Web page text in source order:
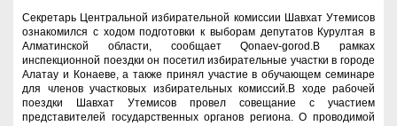
Секретарь Центральной избирательной комиссии Шавхат Утемисов
ознакомился с ходом подготовки к выборам депутатов Курултая в
Алматинской области, сообщает Qonaev-gorod.В рамках
инспекционной поездки он посетил избирательные участки в городе
Алатау и Конаеве, а также принял участие в обучающем семинаре
для членов участковых избирательных комиссий.В ходе рабочей
поездки Шавхат Утемисов провел совещание с участием
представителей государственных органов региона. О проводимой